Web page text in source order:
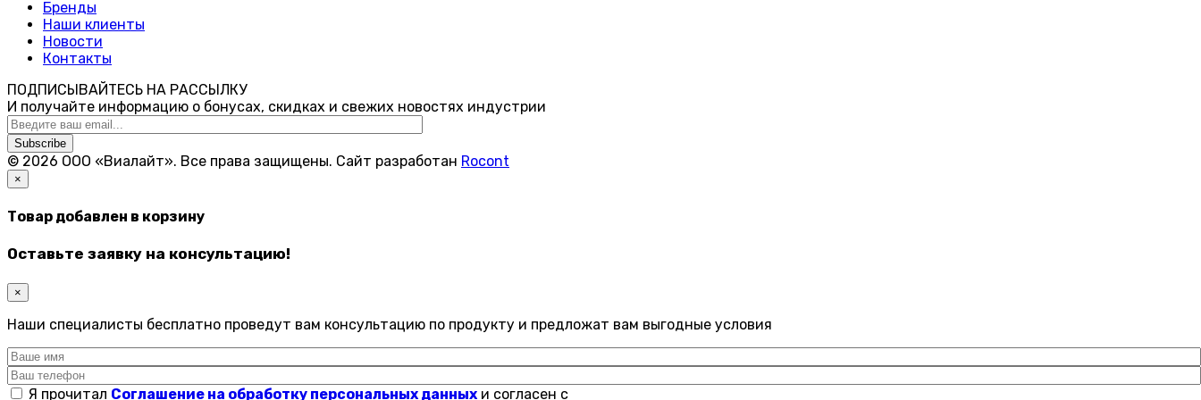
Бренды
Наши клиенты
Новости
Контакты
ПОДПИСЫВАЙТЕСЬ НА РАССЫЛКУ
И получайте информацию о бонусах, скидках и свежих новостях индустрии
Subscribe
© 2026 ООО «Виалайт». Все права защищены. Cайт разработан Rocont
×
Товар добавлен в корзину
Оставьте заявку на консультацию!
×
Наши специалисты бесплатно проведут вам консультацию по продукту и предложат вам выгодные условия
Я прочитал Соглашение на обработку персональных данных и согласен с